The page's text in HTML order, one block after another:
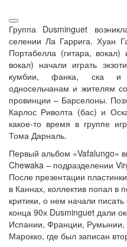
Группа Dusminguet
селении Ла Гаррига. Хуан
Портабелла (гитара,
вокал) начали играть
кумбии, фанка, ска и
односельчанам и жителям
провинции – Барселоны.
Карлос Риволта (бас) и
какое-то время в группе
Тома Дарналь.
Первый альбом «Vafalungo»
Chewaka – подразделении
После презентации
в Каннах, коллектив попал в
критики, о нем начали
конца 90х Dusminguet дали
Испании, Франции, Румынии,
Марокко, где был записан